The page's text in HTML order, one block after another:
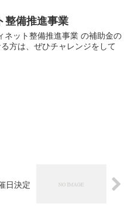
整備推進事業
ネット整備推進事業 の補助金の
方は、ぜひチャレンジをして
日決定